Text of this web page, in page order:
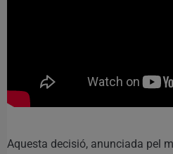
Aquesta decisió, anunciada pel